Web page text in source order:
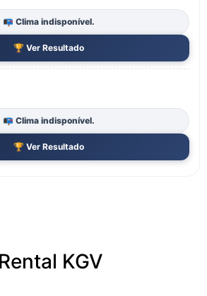
📭 Clima indisponível.
🏆 Ver Resultado
📭 Clima indisponível.
🏆 Ver Resultado
KGV